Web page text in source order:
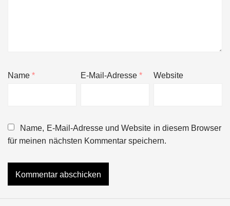
Name* E-Mail-Adresse* Website
Name, E-Mail-Adresse und Website in diesem Browser
für meinen nächsten Kommentar speichern.